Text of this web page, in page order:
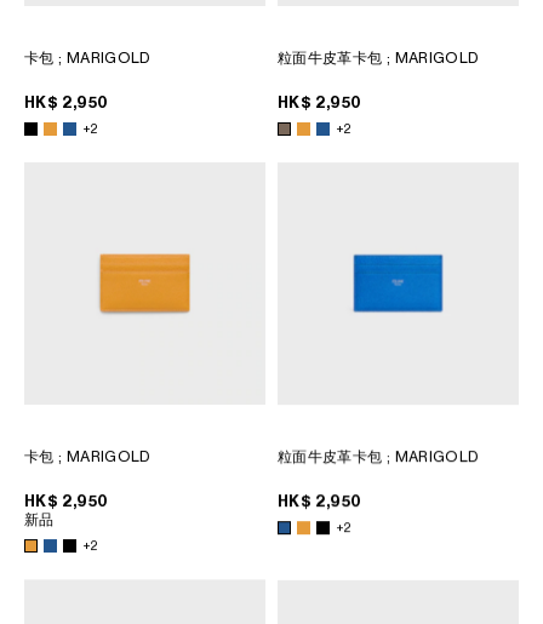
卡包; MARIGOLD
HK$ 2,950
+2
粒面牛皮革卡包 ; MARIGOLD
HK$ 2,950
+2
卡包; MARIGOLD
HK$ 2,950
新品
+2
粒面牛皮革卡包 ; MARIGOLD
HK$ 2,950
+2